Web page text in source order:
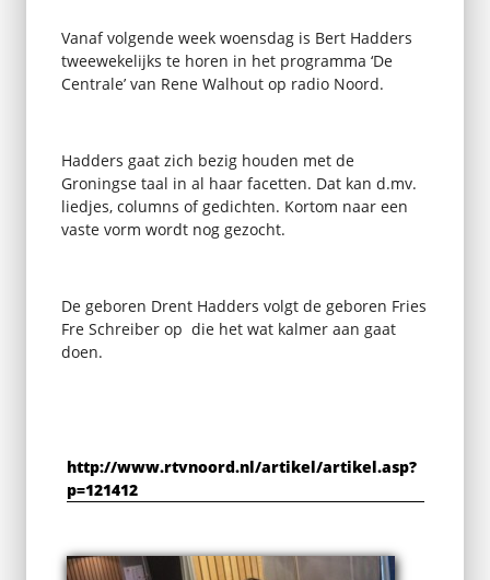
Vanaf volgende week woensdag is Bert Hadders
tweewekelijks te horen in het programma ‘De
Centrale’ van Rene Walhout op radio Noord.
Hadders gaat zich bezig houden met de
Groningse taal in al haar facetten. Dat kan d.mv.
liedjes, columns of gedichten. Kortom naar een
vaste vorm wordt nog gezocht.
De geboren Drent Hadders volgt de geboren Fries
Fre Schreiber op die het wat kalmer aan gaat
doen.
http://www.rtvnoord.nl/artikel/artikel.asp?
p=121412